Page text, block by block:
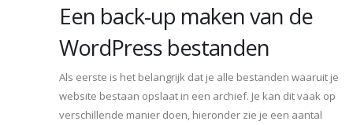
Een back-up maken van de
WordPress bestanden
Als eerste is het belangrijk dat je alle bestanden waaruit je
website bestaan opslaat in een archief. Je kan dit vaak op
verschillende manier doen, hieronder zie je een aantal